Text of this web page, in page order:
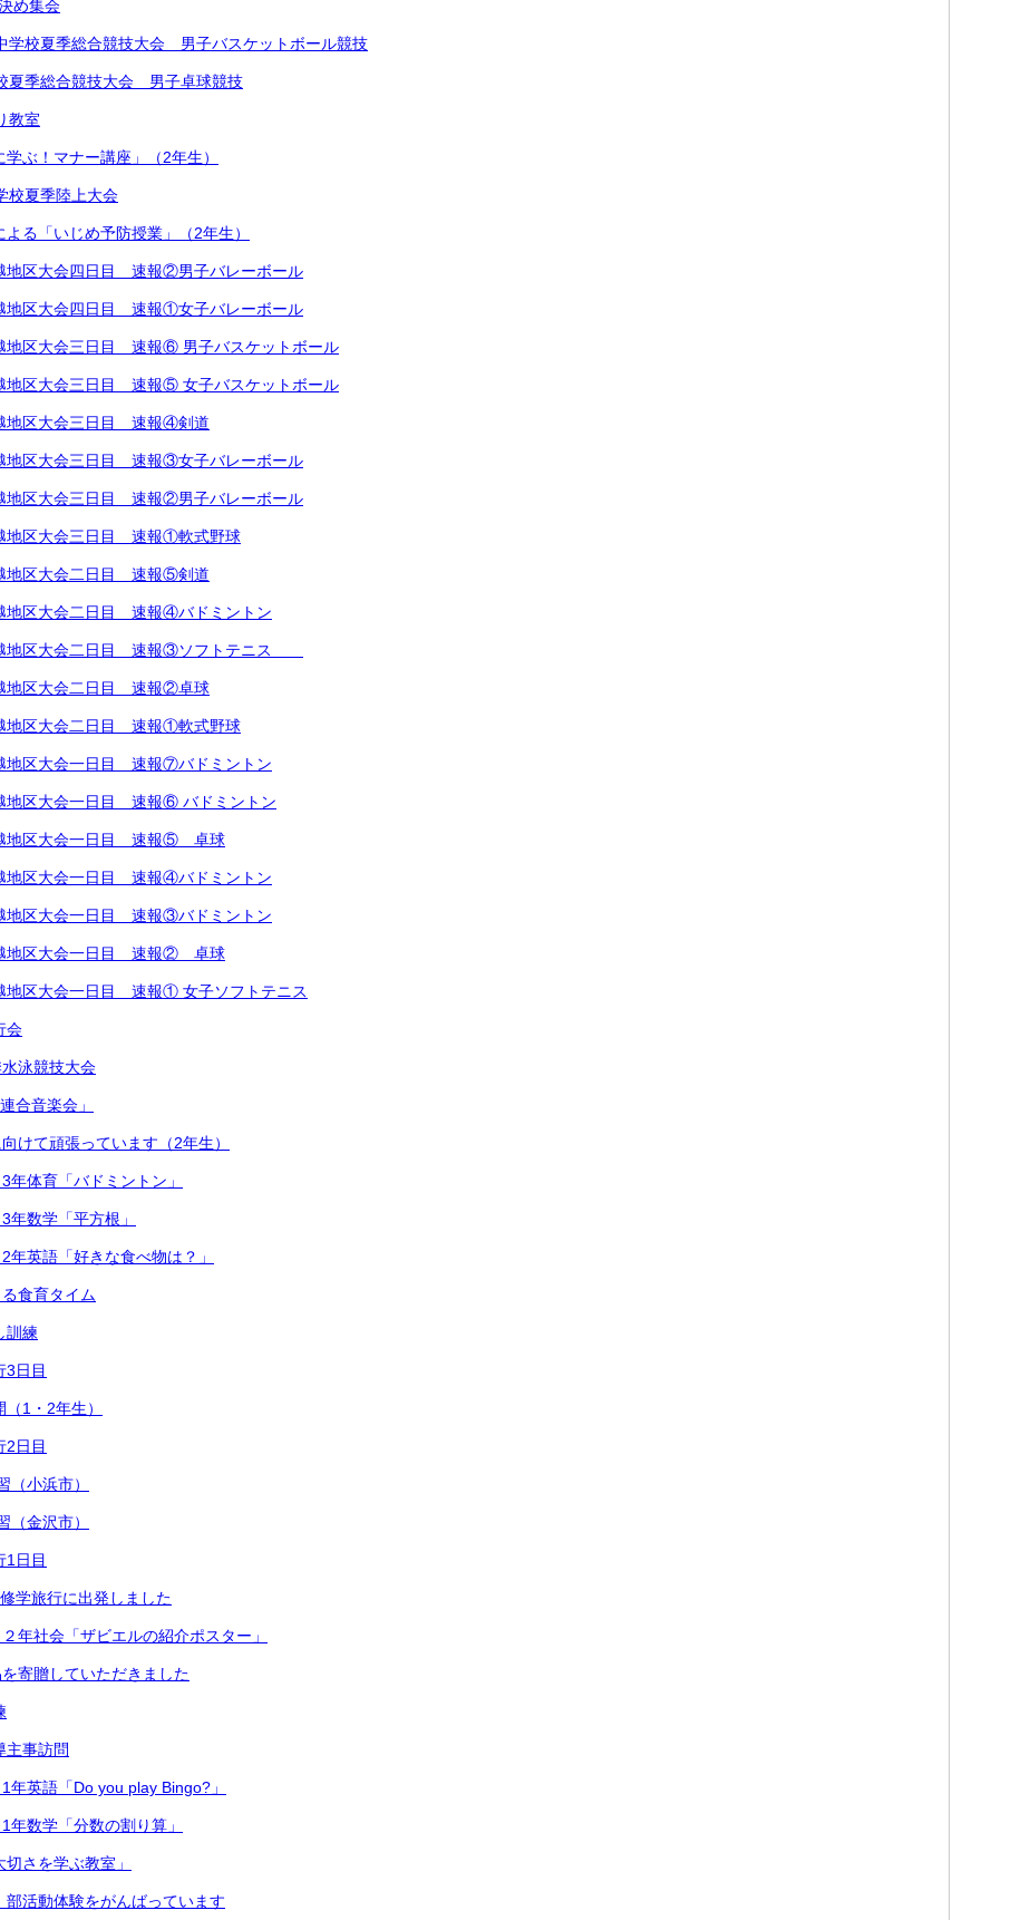
め集会
校夏季総合競技大会 男子バスケットボール競技
夏季総合競技大会 男子卓球競技
教室
ぶ！マナー講座」（2年生）
校夏季陸上大会
る「いじめ予防授業」（2年生）
地区大会四日目 速報②男子バレーボール
地区大会四日目 速報①女子バレーボール
地区大会三日目 速報⑥ 男子バスケットボール
地区大会三日目 速報⑤ 女子バスケットボール
地区大会三日目 速報④剣道
地区大会三日目 速報③女子バレーボール
地区大会三日目 速報②男子バレーボール
地区大会三日目 速報①軟式野球
地区大会二日目 速報⑤剣道
地区大会二日目 速報④バドミントン
地区大会二日目 速報③ソフトテニス
地区大会二日目 速報②卓球
地区大会二日目 速報①軟式野球
地区大会一日目 速報⑦バドミントン
地区大会一日目 速報⑥ バドミントン
地区大会一日目 速報⑤ 卓球
地区大会一日目 速報④バドミントン
地区大会一日目 速報③バドミントン
地区大会一日目 速報② 卓球
地区大会一日目 速報① 女子ソフトテニス
会
泳競技大会
合音楽会」
けて頑張っています（2年生）
3年体育「バドミントン」
年数学「平方根」
2年英語「好きな食べ物は？」
食育タイム
訓練
3日目
1・2年生）
2日目
小浜市）
金沢市）
1日目
学旅行に出発しました
２年社会「ザビエルの紹介ポスター」
寄贈していただきました
主事訪問
1年英語「Do you play Bingo?」
1年数学「分数の割り算」
さを学ぶ教室」
活動体験をがんばっています